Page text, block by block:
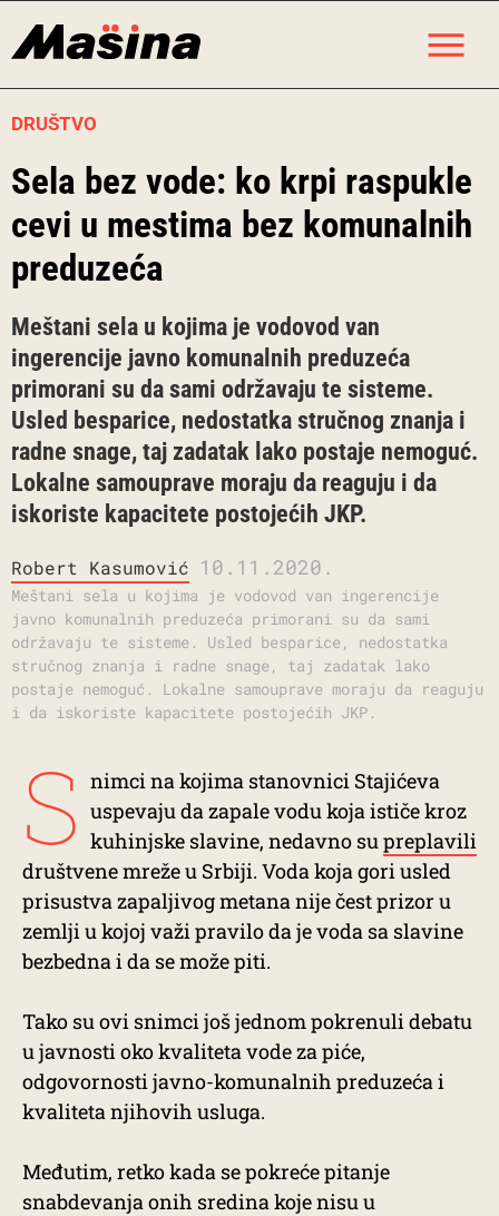
DRUŠTVO
Sela bez vode: ko krpi raspukle
cevi u mestima bez komunalnih
preduzeća
Meštani sela u kojima je vodovod van
ingerencije javno komunalnih preduzeća
primorani su da sami održavaju te sisteme.
Usled besparice, nedostatka stručnog znanja i
radne snage, taj zadatak lako postaje nemoguć.
Lokalne samouprave moraju da reaguju i da
iskoriste kapacitete postojećih JKP.
Robert Kasumović 10.11.2020.
Meštani sela u kojima je vodovod van ingerencije
javno komunalnih preduzeća primorani su da sami
održavaju te sisteme. Usled besparice, nedostatka
stručnog znanja i radne snage, taj zadatak lako
postaje nemoguć. Lokalne samouprave moraju da reaguju
i da iskoriste kapacitete postojećih JKP.
S nimci na kojima stanovnici Stajićeva
uspevaju da zapale vodu koja ističe kroz
kuhinjske slavine, nedavno supreplavili
društvene mreže u Srbiji. Voda koja gori usled
prisustva zapaljivog metana nije čest prizor u
zemlji u kojoj važi pravilo da je voda sa slavine
bezbedna i da se može piti.
Tako su ovi snimci još jednom pokrenuli debatu
u javnosti oko kvaliteta vode za piće,
odgovornosti javno-komunalnih preduzeća i
kvaliteta njihovih usluga.
Međutim, retko kada se pokreće pitanje
snabdevanja onih sredina koje nisu u